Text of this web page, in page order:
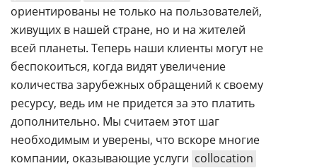
ориентированы не только на пользователей,
живущих в нашей стране, но и на жителей
всей планеты. Теперь наши клиенты могут не
беспокоиться, когда видят увеличение
количества зарубежных обращений к своему
ресурсу, ведь им не придется за это платить
дополнительно. Мы считаем этот шаг
необходимым и уверены, что вскоре многие
компании, оказывающие услуги collocation